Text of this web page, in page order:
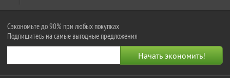
Сэкономьте до 90% при любых покупках
Подпишитесь на самые выгодные предложения